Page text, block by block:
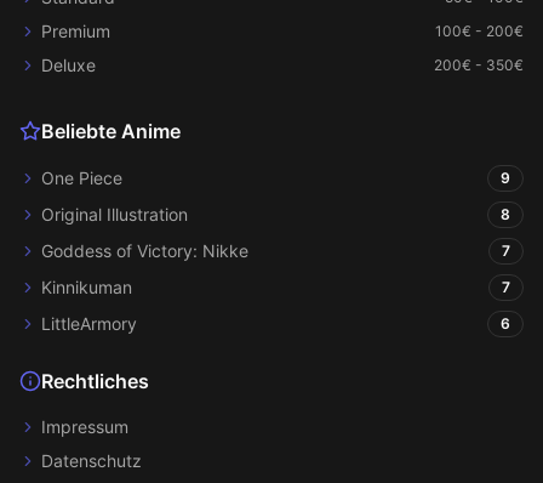
Premium 100€ - 200€
Deluxe 200€ - 350€
Beliebte Anime
One Piece 9
Original Illustration 8
Goddess of Victory: Nikke 7
Kinnikuman 7
LittleArmory 6
Rechtliches
Impressum
Datenschutz